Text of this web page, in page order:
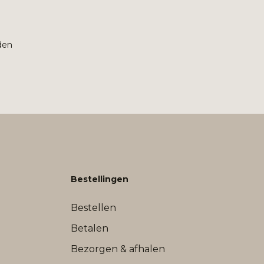
Bestellingen
Bestellen
Betalen
Bezorgen & afhalen